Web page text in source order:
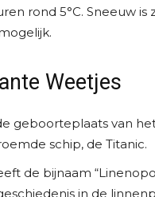
rond 5°C. Sneeuw is
Weetjes
geboorteplaats van
schip, de Titanic.
de bijnaam
in de